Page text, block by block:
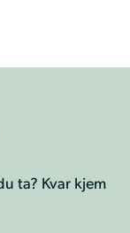
ta? Kvar kjem